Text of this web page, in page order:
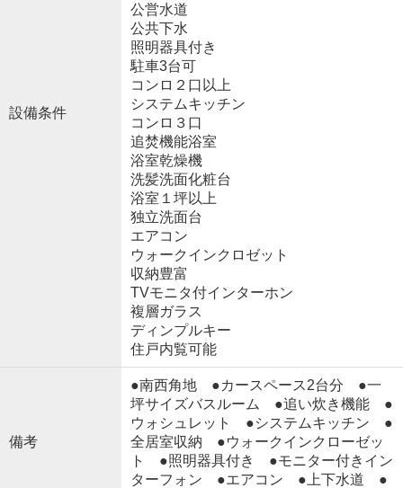
設備条件
公営水道
公共下水
照明器具付き
駐車3台可
コンロ２口以上
システムキッチン
コンロ３口
追焚機能浴室
浴室乾燥機
洗髪洗面化粧台
浴室１坪以上
独立洗面台
エアコン
ウォークインクロゼット
収納豊富
TVモニタ付インターホン
複層ガラス
ディンプルキー
住戸内覧可能
備考
●南西角地 ●カースペース2台分 ●一
坪サイズバスルーム ●追い炊き機能 ●
ウォシュレット ●システムキッチン ●
全居室収納 ●ウォークインクローゼッ
ト ●照明器具付き ●モニター付きイン
ターフォン ●エアコン ●上下水道 ●